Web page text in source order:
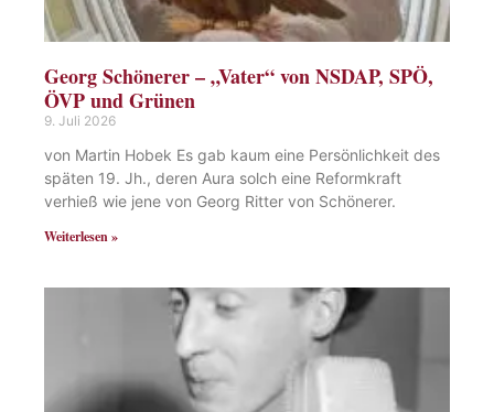
Georg Schönerer – „Vater“ von NSDAP, SPÖ,
ÖVP und Grünen
9. Juli 2026
von Martin Hobek Es gab kaum eine Persönlichkeit des
späten 19. Jh., deren Aura solch eine Reformkraft
verhieß wie jene von Georg Ritter von Schönerer.
Weiterlesen »